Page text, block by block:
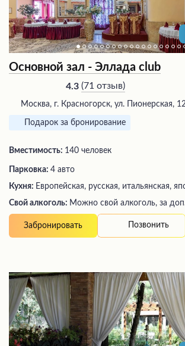
Основной зал - Эллада club
4.3 (71 отзыв)
Москва, г. Красногорск, ул. Пионерская,
Подарок за бронирование
Вместимость: 140 человек
Парковка: 4 авто
Кухня: Европейская, русская, итальянская,
Свой алкоголь: Можно свой алкоголь, за
Забронировать Позвонить